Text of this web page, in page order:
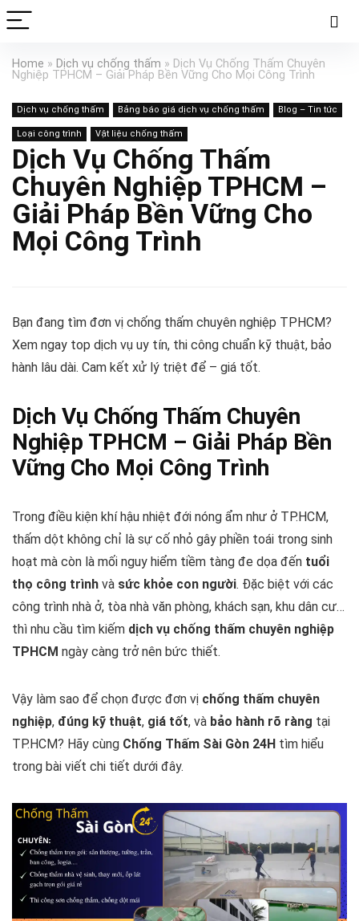
Home » Dịch vụ chống thấm » Dịch Vụ Chống Thấm Chuyên
Nghiệp TPHCM – Giải Pháp Bền Vững Cho Mọi Công Trình
Dịch vụ chống thấm Bảng báo giá dịch vụ chống thấm Blog – Tin tức
Loại công trình Vật liệu chống thấm
Dịch Vụ Chống Thấm
Chuyên Nghiệp TPHCM –
Giải Pháp Bền Vững Cho
Mọi Công Trình
Bạn đang tìm đơn vị chống thấm chuyên nghiệp TPHCM?
Xem ngay top dịch vụ uy tín, thi công chuẩn kỹ thuật, bảo
hành lâu dài. Cam kết xử lý triệt để – giá tốt.
Dịch Vụ Chống Thấm Chuyên
Nghiệp TPHCM – Giải Pháp Bền
Vững Cho Mọi Công Trình
Trong điều kiện khí hậu nhiệt đới nóng ẩm như ở TP.HCM,
thấm dột không chỉ là sự cố nhỏ gây phiền toái trong sinh
hoạt mà còn là mối nguy hiểm tiềm tàng đe dọa đến tuổi
thọ công trình và sức khỏe con người. Đặc biệt với các
công trình nhà ở, tòa nhà văn phòng, khách sạn, khu dân cư…
thì nhu cầu tìm kiếm dịch vụ chống thấm chuyên nghiệp
TPHCM ngày càng trở nên bức thiết.
Vậy làm sao để chọn được đơn vị chống thấm chuyên
nghiệp, đúng kỹ thuật, giá tốt, và bảo hành rõ ràng tại
TP.HCM? Hãy cùng Chống Thấm Sài Gòn 24H tìm hiểu
trong bài viết chi tiết dưới đây.